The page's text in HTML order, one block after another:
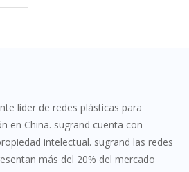
líder de redes plásticas para
en China. sugrand cuenta con
intelectual. sugrand las redes
más del 20% del mercado